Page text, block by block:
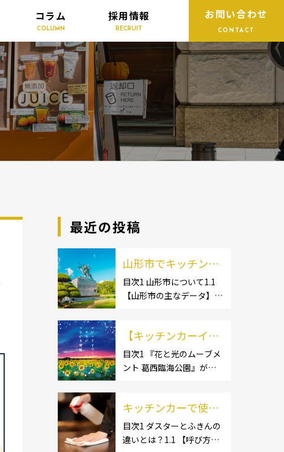
コラム
COLUMN
採用情報
RECRUIT
お問い合わせ
CONTACT
最近の投稿
山形市でキッチンカ
ー開業するなら格安
のレンタル・リー
流れも解説！
目次1 山形市について1.1
【山形市の主なデータ】
王温泉]1.2.2 [文翔館]1.3
【名産品・ご当地グルメ】
1.3.1 [芋煮]1.3 […]
【キッチンカーイベ
ント情報】花と光の
ムーブメント 葛西臨
います！
目次1 『花と光のムーブメ
ント 葛西臨海公園』が開
場といえば、やっぱりイベ
ント！ 日本全国で、キッチ
ンカーが営業している様々
キッチンカーで使用
するダスター・ふき
んの選び方とは？お
目次1 ダスターとふきんの
違いとは？1.1 【呼び方の